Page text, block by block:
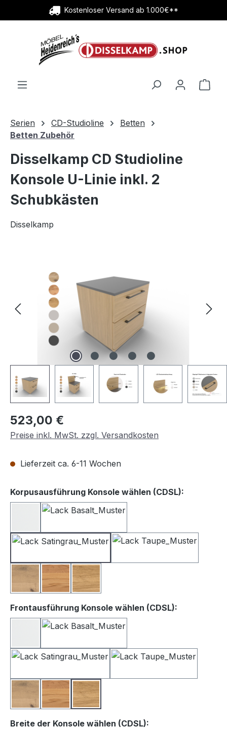
Zum Hauptinhalt springenKostenloser Versand ab 1.000€**
Serien CD-Studioline
Betten
Betten Zubehör
Disselkamp CD Studioline
Konsole U-Linie inkl. 2
Schubkästen
Disselkamp
Regulärer Preis:
523,00 €
Preise inkl. MwSt. zzgl. Versandkosten
Lieferzeit ca. 6-11 Wochen
Korpusausführung Konsole wählen (CDSL):
BalkeneicheKernbucheWildeiche
Frontausführung Konsole wählen (CDSL):
BalkeneicheKernbucheWildeiche
Breite der Konsole wählen (CDSL):